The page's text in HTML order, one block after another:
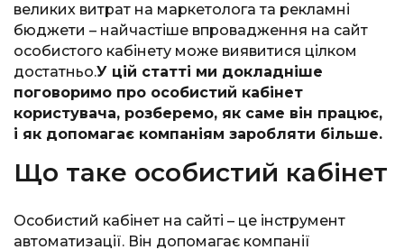
великих витрат на маркетолога та рекламні
бюджети – найчастіше впровадження на сайт
особистого кабінету може виявитися цілком
достатньо.У цій статті ми докладніше
поговоримо про особистий кабінет
користувача, розберемо, як саме він працює,
і як допомагає компаніям заробляти більше.
Що таке особистий кабінет
Особистий кабінет на сайті – це інструмент
автоматизації. Він допомагає компанії